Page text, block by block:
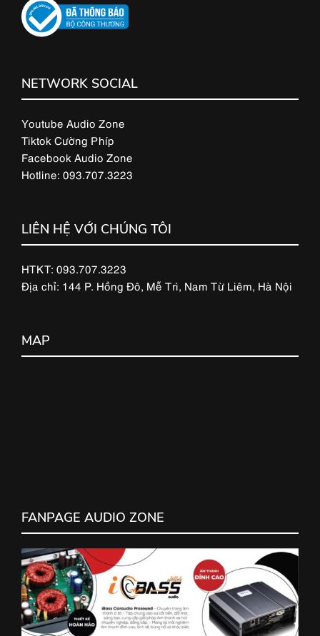
NETWORK SOCIAL
Youtube Audio Zone
Tiktok Cường Phíp
Facebook Audio Zone
Hotline: 093.707.3223
LIÊN HỆ VỚI CHÚNG TÔI
HTKT: 093.707.3223
Địa chỉ: 144 P. Hồng Đô, Mễ Trì, Nam Từ Liêm, Hà Nội
MAP
FANPAGE AUDIO ZONE